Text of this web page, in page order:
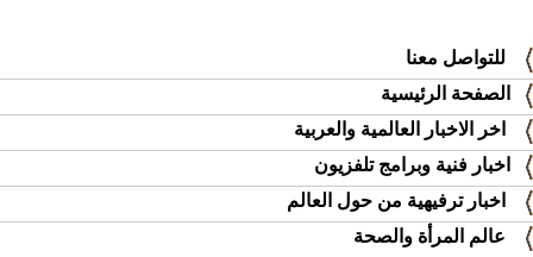
للتواصل معنا
الصفحة الرئيسية
اخر الاخبار العالمية والعربية
اخبار فنية وبرامج تلفزيون
اخبار ترفيهية من حول العالم
عالم المرأة والصحة